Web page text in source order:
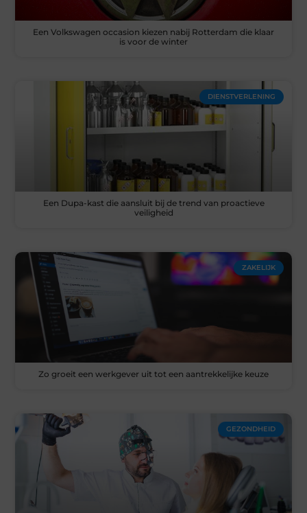
Een Volkswagen occasion kiezen nabij Rotterdam die klaar
is voor de winter
DIENSTVERLENING
Een Dupa-kast die aansluit bij de trend van proactieve
veiligheid
ZAKELIJK
Zo groeit een werkgever uit tot een aantrekkelijke keuze
GEZONDHEID